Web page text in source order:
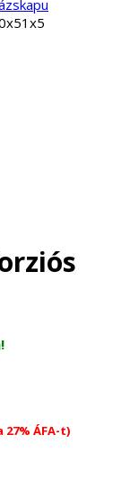
ÁFA-t)